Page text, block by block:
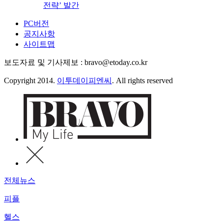
전략’ 발간
PC버전
공지사항
사이트맵
보도자료 및 기사제보 : bravo@etoday.co.kr
Copyright 2014. 이투데이피엔씨 . All rights reserved
전체뉴스
피플
헬스